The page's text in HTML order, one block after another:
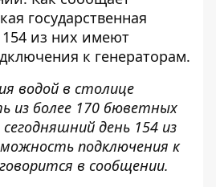
государственная
из них имеют
к генераторам.
водой в столице
из более 170 бюветных
день 154 из
подключения к
говорится в сообщении.